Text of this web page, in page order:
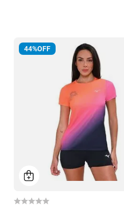
44%OFF